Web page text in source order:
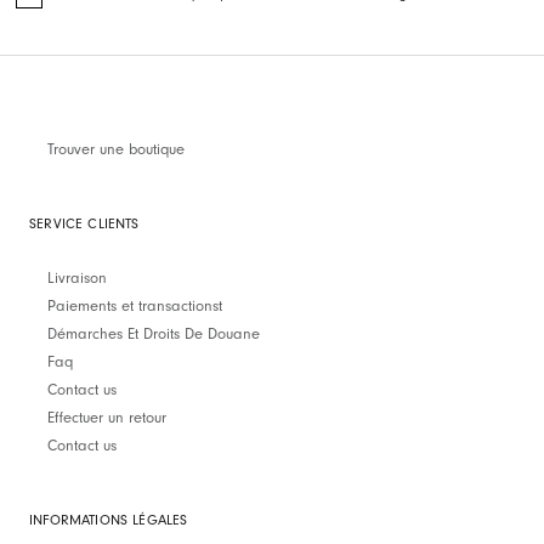
Trouver une boutique
SERVICE CLIENTS
Livraison
Paiements et transactionst
Démarches Et Droits De Douane
Faq
Contact us
Effectuer un retour
Contact us
INFORMATIONS LÉGALES